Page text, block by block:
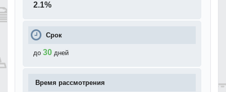
2.1%
Срок
до 30 дней
Время рассмотрения